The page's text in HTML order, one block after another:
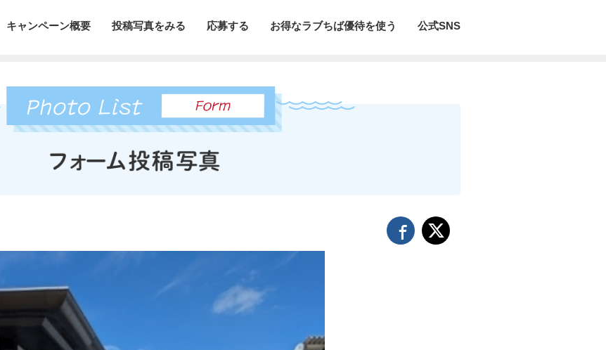
キャンペーン概要 投稿写真をみる 応募する お得なラブちば優待を使う 公式SNS